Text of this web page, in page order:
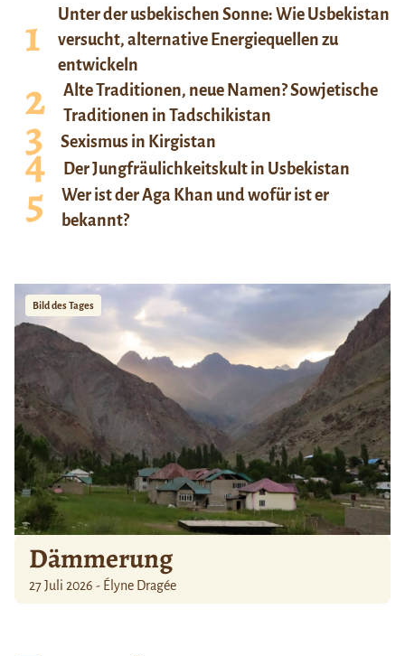
Unter der usbekischen Sonne: Wie Usbekistan
versucht, alternative Energiequellen zu
entwickeln
Alte Traditionen, neue Namen? Sowjetische
Traditionen in Tadschikistan
Sexismus in Kirgistan
Der Jungfräulichkeitskult in Usbekistan
Wer ist der Aga Khan und wofür ist er
bekannt?
Bild des Tages
Dämmerung
27 Juli 2026 - Élyne Dragée